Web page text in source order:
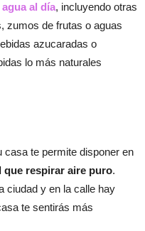
al día, incluyendo otras
zumos de frutas o aguas
azucaradas o
lo más naturales
casa te permite disponer en
que respirar aire puro.
ciudad y en la calle hay
te sentirás más